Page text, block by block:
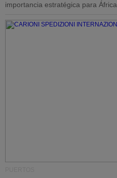
importancia estratégica para África.